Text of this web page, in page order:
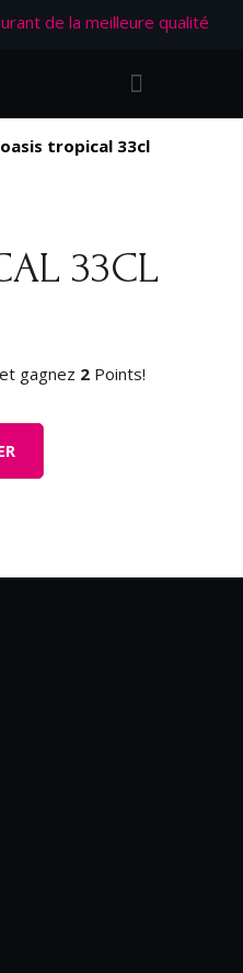
de la meilleure qualité
tropical 33cl
33CL
gagnez 2 Points!